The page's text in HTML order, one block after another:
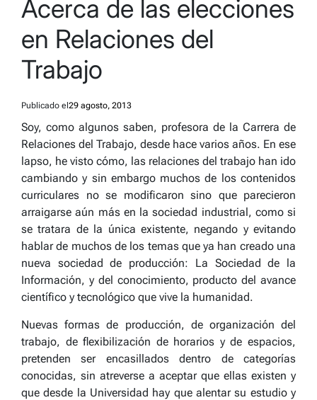
time
Acerca de las elecciones
en Relaciones del
Trabajo
Publicado el 29 agosto, 2013
Soy, como algunos saben, profesora de la Carrera de
Relaciones del Trabajo, desde hace varios años. En ese
lapso, he visto cómo, las relaciones del trabajo han ido
cambiando y sin embargo muchos de los contenidos
curriculares no se modificaron sino que parecieron
arraigarse aún más en la sociedad industrial, como si
se tratara de la única existente, negando y evitando
hablar de muchos de los temas que ya han creado una
nueva sociedad de producción: La Sociedad de la
Información, y del conocimiento, producto del avance
científico y tecnológico que vive la humanidad.
Nuevas formas de producción, de organización del
trabajo, de flexibilización de horarios y de espacios,
pretenden ser encasillados dentro de categorías
conocidas, sin atreverse a aceptar que ellas existen y
que desde la Universidad hay que alentar su estudio y